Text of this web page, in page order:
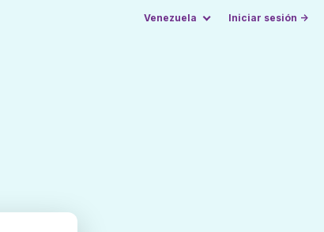
Venezuela Iniciar sesión →